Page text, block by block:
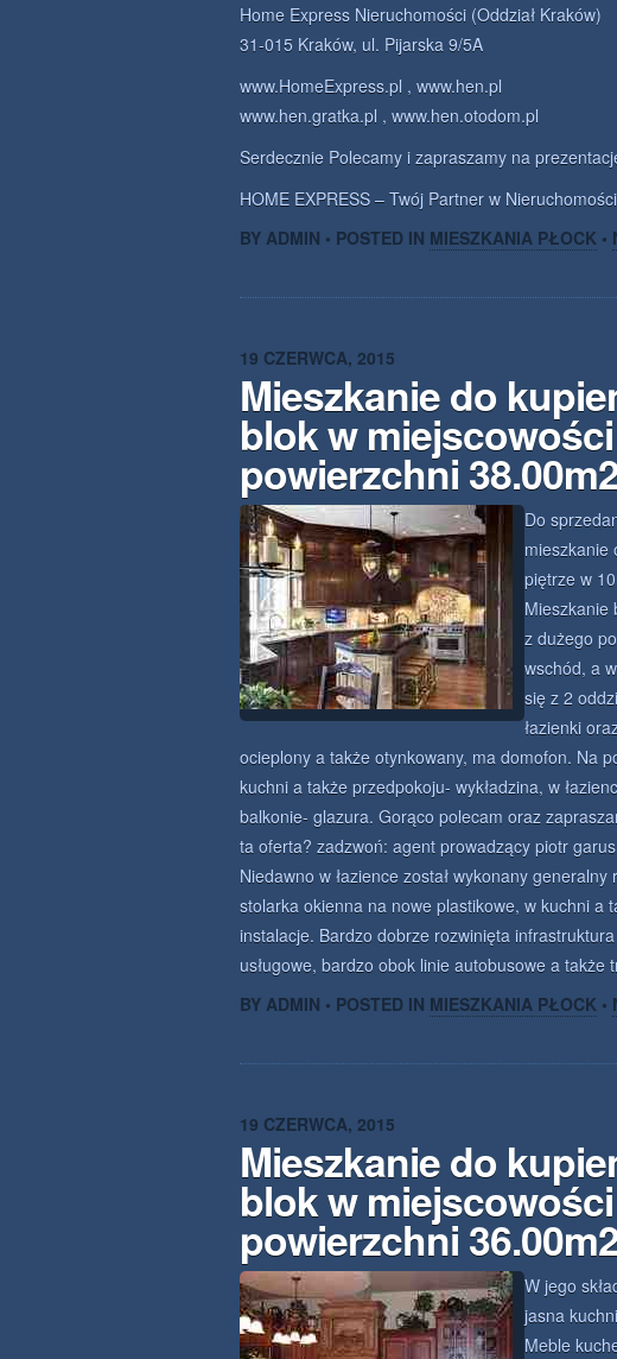
Home Express Nieruchomości (Oddział Kraków)
31-015 Kraków, ul. Pijarska 9/5A
www.HomeExpress.pl , www.hen.pl
www.hen.gratka.pl , www.hen.otodom.pl
Serdecznie Polecamy i zapraszamy na
HOME EXPRESS – Twój Partner w
BY ADMIN • POSTED IN MIESZKANIA PŁOCK •
19 CZERWCA, 2015
Mieszkanie do
blok w
powierzchni
Do
mieszkanie
piętrze w
Mieszkanie
z dużego
wschód, a
się z 2
łazienki
ocieplony a także otynkowany, ma domofon. Na
kuchni a także przedpokoju- wykładzina, w
balkonie- glazura. Gorąco polecam oraz
ta oferta? zadzwoń: agent prowadzący piotr
Niedawno w łazience został wykonany
stolarka okienna na nowe plastikowe, w kuchni a
instalacje. Bardzo dobrze rozwinięta
usługowe, bardzo obok linie autobusowe a także
BY ADMIN • POSTED IN MIESZKANIA PŁOCK •
19 CZERWCA, 2015
Mieszkanie do
blok w
powierzchni
W jego
jasna
Meble